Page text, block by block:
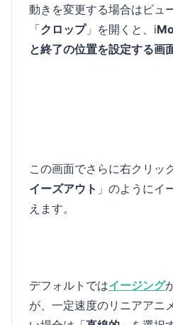
動きを変更する場合はビュ
「クロップ」を開くと、i
と終了の位置を設定する画
この画面でさらに右クリッ
イーズアウト 」のようにイ
えます。
デフォルトではイージング
が、一定速度のリニアアニ